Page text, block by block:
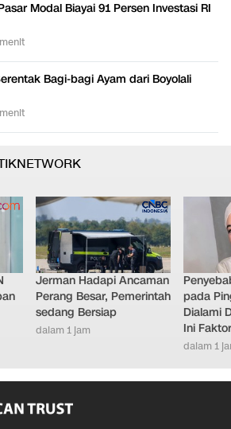
Modal Biayai 91 Persen Investasi RI
Bagi-bagi Ayam dari Boyolali
Jerman Hadapi Ancaman
Perang Besar, Pemerintah
sedang Bersiap
dalam 1 jam
pada
Dialami
Ini
dalam 1